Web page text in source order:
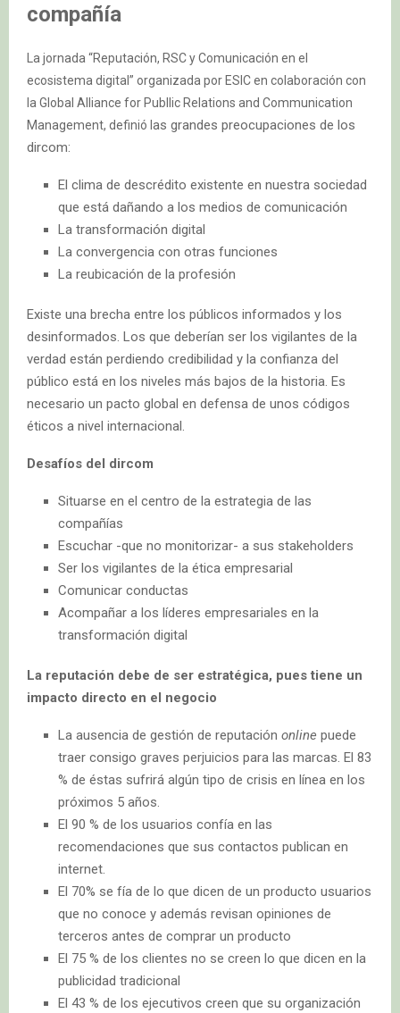
compañía
La jornada “Reputación, RSC y Comunicación en el
ecosistema digital” organizada por ESIC en colaboración con
la Global Alliance for Publlic Relations and Communication
Management, definió l as grandes preocupaciones de los
dircom:
El clima de descrédito existente en nuestra sociedad
que está dañando a los medios de comunicación
La transformación digital
La convergencia con otras funciones
La reubicación de la profesión
Existe una brecha entre los públicos informados y los
desinformados. Los que deberían ser los vigilantes de la
verdad están perdiendo credibilidad y la confianza del
público está en los niveles más bajos de la historia. Es
necesario un pacto global en defensa de unos códigos
éticos a nivel internacional.
Desafíos del dircom
Situarse en el centro de la estrategia de las
compañías
Escuchar -que no monitorizar- a sus stakeholders
Ser los vigilantes de la ética empresarial
Comunicar conductas
Acompañar a los líderes empresariales en la
transformación digital
La reputación debe de ser estratégica, pues tiene un
impacto directo en el negocio
La ausencia de gestión de reputación online puede
traer consigo graves perjuicios para las marcas. El 83
% de éstas sufrirá algún tipo de crisis en línea en los
próximos 5 años.
El 90 % de los usuarios confía en las
recomendaciones que sus contactos publican en
internet.
El 70% se fía de lo que dicen de un producto usuarios
que no conoce y además revisan opiniones de
terceros antes de comprar un producto
El 75 % de los clientes no se creen lo que dicen en la
publicidad tradicional
El 43 % de los ejecutivos creen que su organización